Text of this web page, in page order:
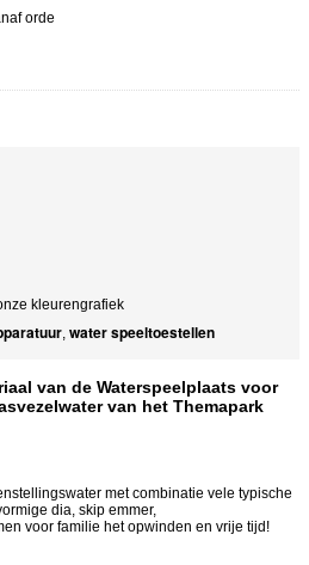
orde
kleurengrafiek
, water speeltoestellen
van de Waterspeelplaats voor
van het Themapark
met combinatie vele typische
dia, skip emmer,
voor familie het opwinden en vrije tijd!